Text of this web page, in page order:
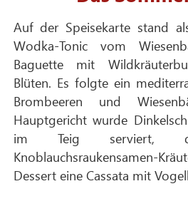
Auf der Speisekarte stand
Wodka-Tonic vom
Baguette mit
Blüten. Es folgte ein
Brombeeren und
Hauptgericht wurde
im Teig serviert,
Knoblauchsraukensamen-
Dessert eine Cassata mit